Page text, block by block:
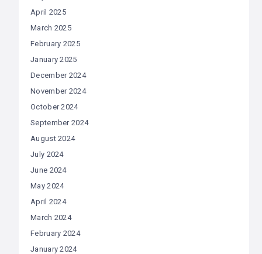
April 2025
March 2025
February 2025
January 2025
December 2024
November 2024
October 2024
September 2024
August 2024
July 2024
June 2024
May 2024
April 2024
March 2024
February 2024
January 2024